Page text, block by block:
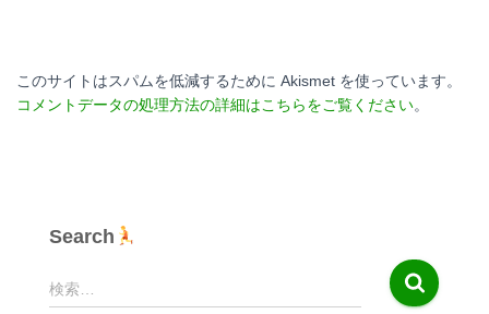
このサイトはスパムを低減するために Akismet を使っています。
コメントデータの処理方法の詳細はこちらをご覧ください。
Search
検
索
検索…